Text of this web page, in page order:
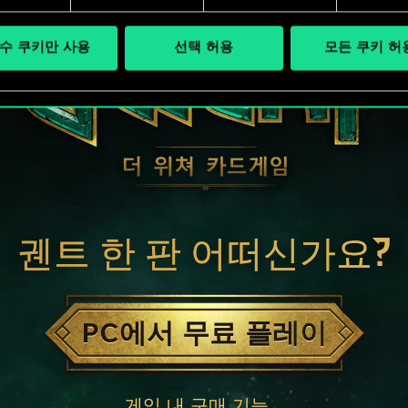
쿠키만 사용 선택 허용 모든 쿠키 허
궨트 한 판 어떠신가요?
PC에서 무료 플레이